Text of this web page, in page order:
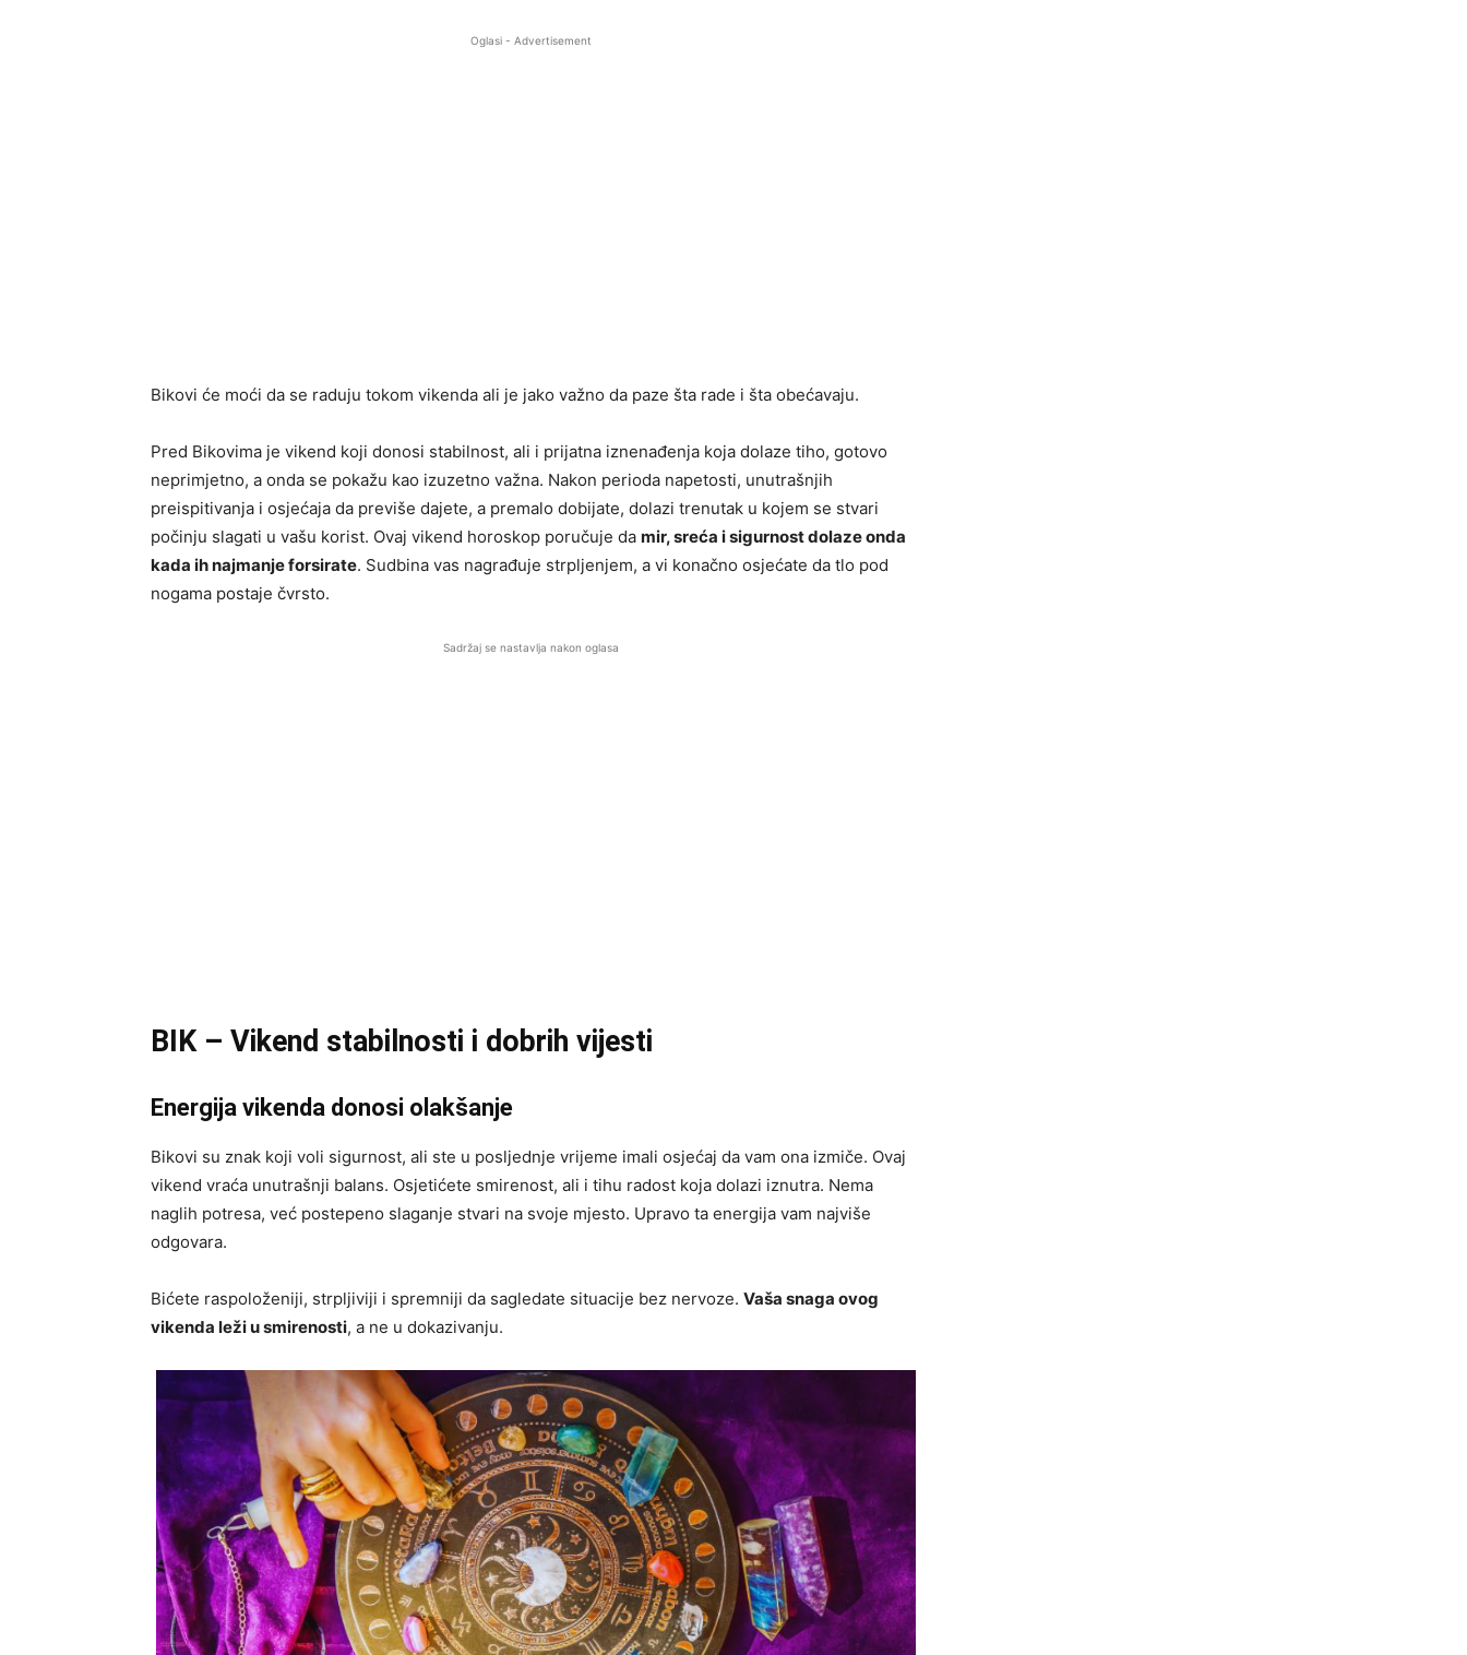
Oglasi - Advertisement
Bikovi će moći da se raduju tokom vikenda ali je jako važno da paze šta rade i šta obećavaju.
Pred Bikovima je vikend koji donosi stabilnost, ali i prijatna iznenađenja koja dolaze tiho, gotovo
neprimjetno, a onda se pokažu kao izuzetno važna. Nakon perioda napetosti, unutrašnjih
preispitivanja i osjećaja da previše dajete, a premalo dobijate, dolazi trenutak u kojem se stvari
počinju slagati u vašu korist. Ovaj vikend horoskop poručuje da mir, sreća i sigurnost dolaze onda
kada ih najmanje forsirate. Sudbina vas nagrađuje strpljenjem, a vi konačno osjećate da tlo pod
nogama postaje čvrsto.
Sadržaj se nastavlja nakon oglasa
BIK – Vikend stabilnosti i dobrih vijesti
Energija vikenda donosi olakšanje
Bikovi su znak koji voli sigurnost, ali ste u posljednje vrijeme imali osjećaj da vam ona izmiče. Ovaj
vikend vraća unutrašnji balans. Osjetićete smirenost, ali i tihu radost koja dolazi iznutra. Nema
naglih potresa, već postepeno slaganje stvari na svoje mjesto. Upravo ta energija vam najviše
odgovara.
Bićete raspoloženiji, strpljiviji i spremniji da sagledate situacije bez nervoze. Vaša snaga ovog
vikenda leži u smirenosti, a ne u dokazivanju.